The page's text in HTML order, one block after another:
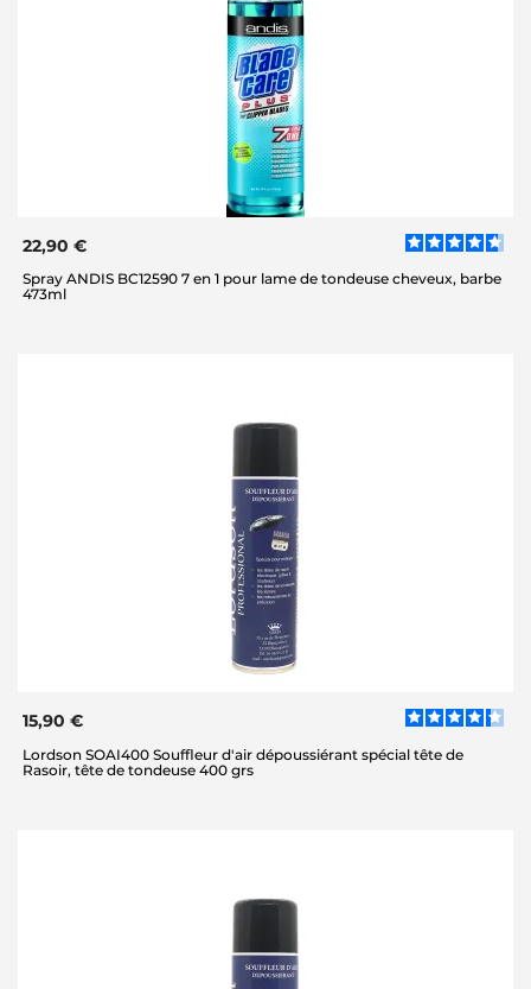
22,90 €
Spray ANDIS BC12590 7 en 1 pour lame de tondeuse cheveux, barbe
473ml
15,90 €
Lordson SOAI400 Souffleur d'air dépoussiérant spécial tête de
Rasoir, tête de tondeuse 400 grs